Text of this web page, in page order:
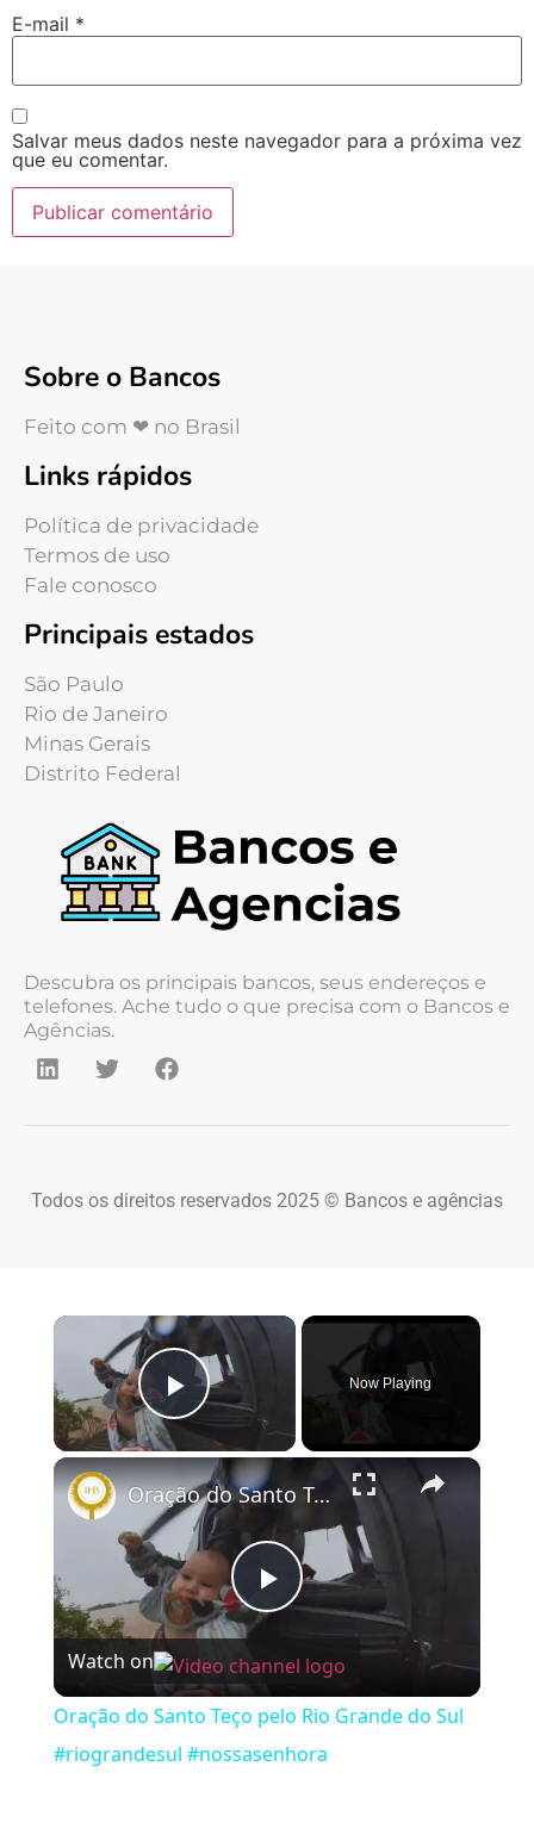
E-mail *
Salvar meus dados neste navegador para a próxima vez
que eu comentar.
Sobre o Bancos
Feito com ❤ no Brasil
Links rápidos
Política de privacidade
Termos de uso
Fale conosco
Principais estados
São Paulo
Rio de Janeiro
Minas Gerais
Distrito Federal
Descubra os principais bancos, seus endereços e
telefones. Ache tudo o que precisa com o Bancos e
Agências.
Todos os direitos reservados 2025 © Bancos e agências
×
Play Video
Now Playing
×
Play Video
Oração do Santo Teço pelo Rio Grande do Sul #riograndesul #nossasenhora
Watch on
Oração do Santo Teço pelo Rio Grande do Sul
#riograndesul #nossasenhora